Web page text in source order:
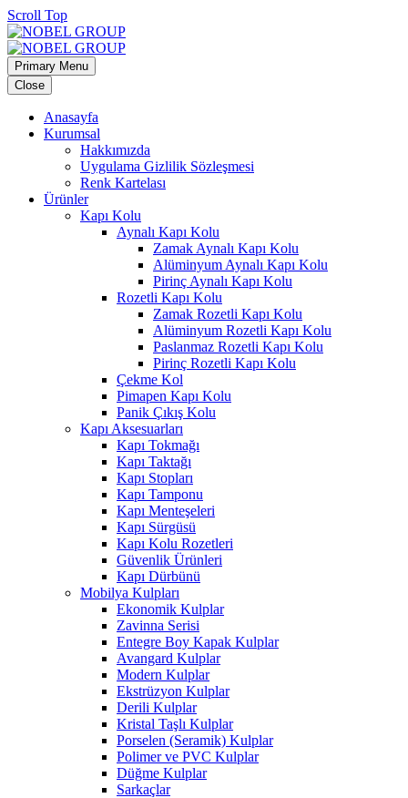
Scroll Top
Primary Menu
Close
Anasayfa
Kurumsal
Hakkımızda
Uygulama Gizlilik Sözleşmesi
Renk Kartelası
Ürünler
Kapı Kolu
Aynalı Kapı Kolu
Zamak Aynalı Kapı Kolu
Alüminyum Aynalı Kapı Kolu
Pirinç Aynalı Kapı Kolu
Rozetli Kapı Kolu
Zamak Rozetli Kapı Kolu
Alüminyum Rozetli Kapı Kolu
Paslanmaz Rozetli Kapı Kolu
Pirinç Rozetli Kapı Kolu
Çekme Kol
Pimapen Kapı Kolu
Panik Çıkış Kolu
Kapı Aksesuarları
Kapı Tokmağı
Kapı Taktağı
Kapı Stopları
Kapı Tamponu
Kapı Menteşeleri
Kapı Sürgüsü
Kapı Kolu Rozetleri
Güvenlik Ürünleri
Kapı Dürbünü
Mobilya Kulpları
Ekonomik Kulplar
Zavinna Serisi
Entegre Boy Kapak Kulplar
Avangard Kulplar
Modern Kulplar
Ekstrüzyon Kulplar
Derili Kulplar
Kristal Taşlı Kulplar
Porselen (Seramik) Kulplar
Polimer ve PVC Kulplar
Düğme Kulplar
Sarkaçlar